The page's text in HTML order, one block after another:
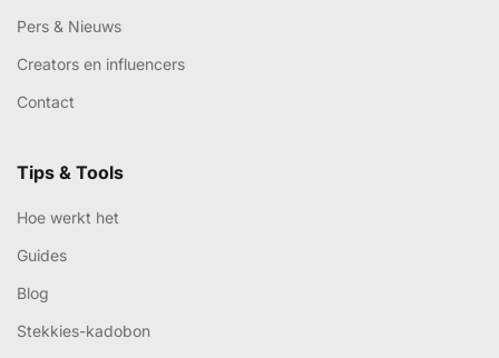
Pers & Nieuws
Creators en influencers
Contact
Tips & Tools
Hoe werkt het
Guides
Blog
Stekkies-kadobon